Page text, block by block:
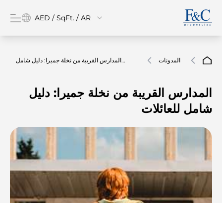
AED / SqFt. / AR
المدونات
المدارس القريبة من نخلة جميرا: دليل شامل
المدارس القريبة من نخلة جميرا: دليل
شامل للعائلات